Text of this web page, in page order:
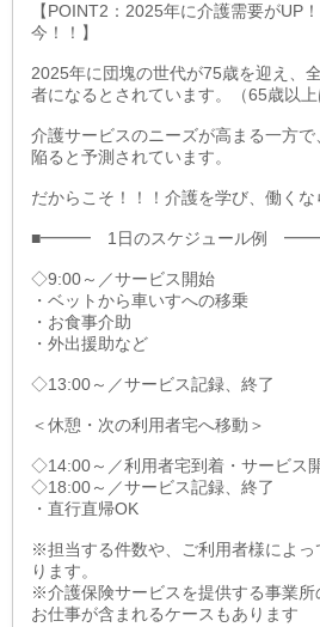
【POINT2：2025年に介護需要がUP
今！！】
2025年に団塊の世代が75歳を迎え、
者になるとされています。（65歳以上
介護サービスのニーズが高まる一方
陥ると予測されています。
だからこそ！！！介護を学び、働くな
■━━━ 1日のスケジュール例
◇9:00～／サービス開始
・ベットから車いすへの移乗
・お食事介助
・外出援助など
◇13:00～／サービス記録、終了
＜休憩・次の利用者宅へ移動＞
◇14:00～／利用者宅到着・サービス
◇18:00～／サービス記録、終了
・直行直帰OK
※担当する件数や、ご利用者様によっ
ります。
※介護保険サービスを提供する事業
お仕事が含まれるケースもあります